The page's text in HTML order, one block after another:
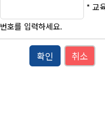
* 교
번호를 입력하세요.
확인 취소